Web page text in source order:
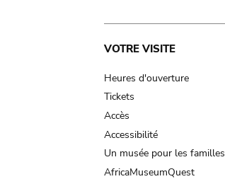
Main
navigation
VOTRE VISITE
Heures d'ouverture
Tickets
Accès
Accessibilité
Un musée pour les familles
AfricaMuseumQuest